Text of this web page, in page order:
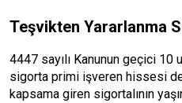
Teşvikten Yararlanma
4447 sayılı Kanunun geçici
sigorta primi işveren hissesi
kapsama giren sigortalının